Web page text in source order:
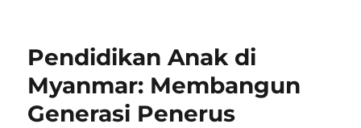
Pendidikan Anak di
Myanmar: Membangun
Generasi Penerus